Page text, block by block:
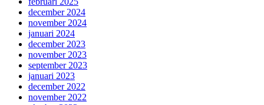
december 2024
november 2024
januari 2024
december 2023
november 2023
september 2023
januari 2023
december 2022
november 2022